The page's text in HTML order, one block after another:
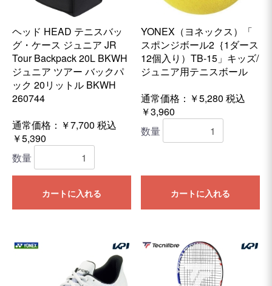
ヘッド HEAD テニスバッ
グ・ケース ジュニア JR
Tour Backpack 20L BKWH
ジュニア ツアー バックパ
ック 20リットル BKWH
260744
通常価格：￥7,700 税込
￥5,390
数量
カートに入れる
YONEX（ヨネックス）「
スポンジボール2｛1ダース
12個入り）TB-15」キッズ/
ジュニア用テニスボール
通常価格：￥5,280 税込
￥3,960
数量
カートに入れる